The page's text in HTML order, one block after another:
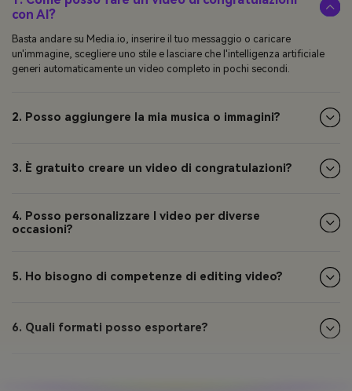
con AI?
Basta andare su Media.io, inserire il tuo messaggio o caricare
un'immagine, scegliere uno stile e lasciare che l'intelligenza artificiale
generi automaticamente un video completo in pochi secondi.
2. Posso aggiungere la mia musica o immagini?
3. È gratuito creare un video di congratulazioni?
4. Posso personalizzare I video per diverse
occasioni?
5. Ho bisogno di competenze di editing video?
6. Quali formati posso esportare?